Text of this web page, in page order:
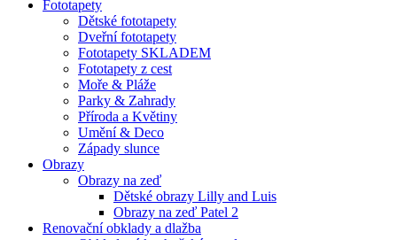
Fototapety
Dětské fototapety
Dveřní fototapety
Fototapety SKLADEM
Fototapety z cest
Moře & Pláže
Parky & Zahrady
Příroda a Květiny
Umění & Deco
Západy slunce
Obrazy
Obrazy na zeď
Dětské obrazy Lilly and Luis
Obrazy na zeď Patel 2
Renovační obklady a dlažba